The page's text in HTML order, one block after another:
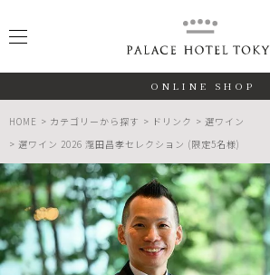
ONLINE SHOP
HOME カテゴリーから探す ドリンク
選ワイン
選ワイン 2026 瀧田昌孝セレクション (限定5名様)
ALL
期間限定